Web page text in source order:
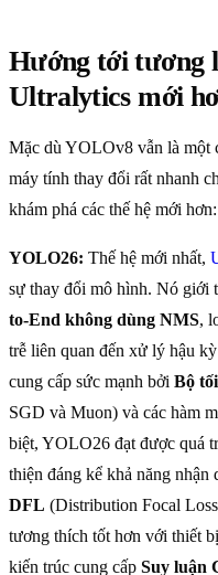
Hướng tới tương
Ultralytics mới
Mặc dù YOLOv8 vẫn là một
máy tính thay đổi rất nhanh
khám phá các thế hệ mới hơn:
YOLO26: Thế hệ mới nhất,
sự thay đổi mô hình. Nó giới
to-End không dùng NMS,
trễ liên quan đến xử lý hậu
cung cấp sức mạnh bởi Bộ
SGD và Muon) và các hàm
biệt, YOLO26 đạt được quá
thiện đáng kể khả năng
DFL (Distribution Focal
tương thích tốt hơn với thiết
kiến trúc cung cấp Suy luận